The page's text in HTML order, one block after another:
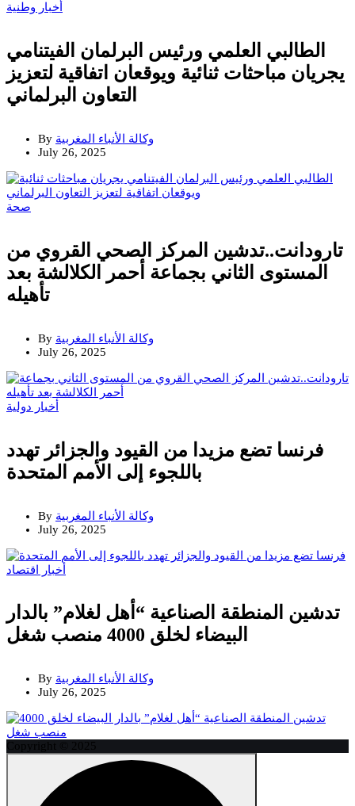
أخبار وطنية
الطالبي العلمي ورئيس البرلمان الفيتنامي
يجريان مباحثات ثنائية ويوقعان اتفاقية لتعزيز
التعاون البرلماني
By وكالة الأنباء المغربية
July 26, 2025
صحة
تارودانت..تدشين المركز الصحي القروي من
المستوى الثاني بجماعة أحمر الكلالشة بعد
تأهيله
By وكالة الأنباء المغربية
July 26, 2025
أخبار دولية
فرنسا تضع مزيدا من القيود والجزائر تهدد
باللجوء إلى الأمم المتحدة
By وكالة الأنباء المغربية
July 26, 2025
أخبار اقتصاد
تدشين المنطقة الصناعية “أهل لغلام” بالدار
البيضاء لخلق 4000 منصب شغل
By وكالة الأنباء المغربية
July 26, 2025
Copyright © 2025